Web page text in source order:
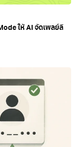
ให้ AI จัดเพลย์ลิ